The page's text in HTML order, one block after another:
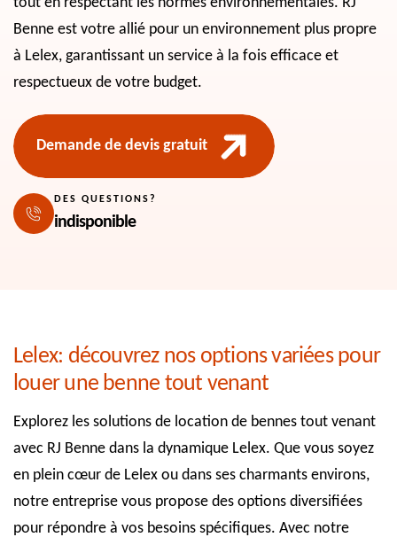
Benne est votre allié pour un environnement plus propre
à Lelex, garantissant un service à la fois efficace et
respectueux de votre budget.
Demande de devis gratuit
DES QUESTIONS?
indisponible
Lelex: découvrez nos options variées pour
louer une benne tout venant
Explorez les solutions de location de bennes tout venant
avec RJ Benne dans la dynamique Lelex. Que vous soyez
en plein cœur de Lelex ou dans ses charmants environs,
notre entreprise vous propose des options diversifiées
pour répondre à vos besoins spécifiques. Avec notre